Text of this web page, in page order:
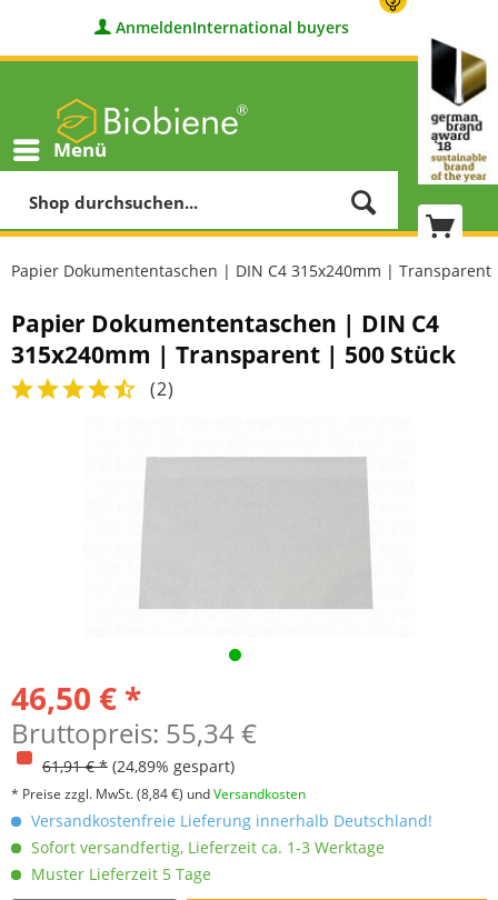
AnmeldenInternational buyers
Menü
Papier Dokumententaschen | DIN C4 315x240mm | Transparent
Papier Dokumententaschen | DIN C4
315x240mm | Transparent | 500 Stück
(2)
46,50 € *
Bruttopreis: 55,34 €
61,91 € * (24,89% gespart)
* Preise zzgl. MwSt.(8,84 €) undVersandkosten
Versandkostenfreie Lieferung innerhalb Deutschland!
Sofort versandfertig, Lieferzeit ca. 1-3 Werktage
Muster Lieferzeit 5 Tage